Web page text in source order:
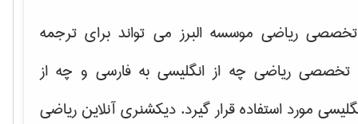
ریاضی موسسه البرز می تواند برای ترجمه
تخصصی ریاضی چه از انگلیسی به فارسی و چه از
مورد استفاده قرار گیرد. دیکشنری آنلاین ریاضی